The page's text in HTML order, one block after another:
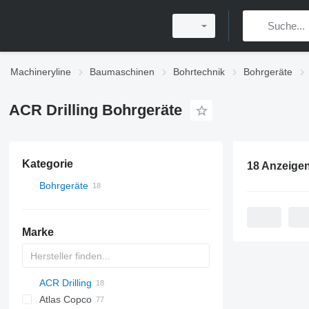
Machineryline Baumaschinen Bohrtechnik Bohrgeräte
ACR Drilling Bohrgeräte
Kategorie
Bohrgeräte
Marke
ACR Drilling
Atlas Copco
18